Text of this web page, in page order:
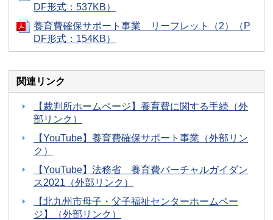
DF形式：537KB）
養育費確保サポート事業 リーフレット（2）（P
DF形式：154KB）
関連リンク
【裁判所ホームページ】養育費に関する手続（外
部リンク）
【YouTube】養育費確保サポート事業（外部リン
ク）
【YouTube】法務省 養育費バーチャルガイダン
ス2021（外部リンク）
【北九州市母子・父子福祉センターホームペー
ジ】（外部リンク）